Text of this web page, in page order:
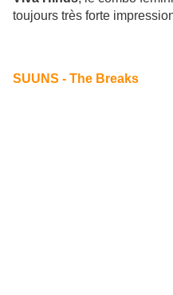
toujours très forte
SUUNS - The Breaks